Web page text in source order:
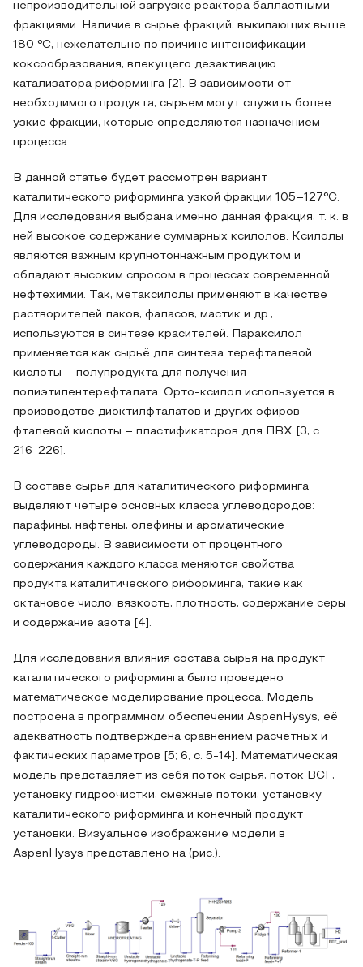
непроизводительной загрузке реактора балластными
фракциями. Наличие в сырье фракций, выкипающих выше
180 °C, нежелательно по причине интенсификации
коксообразования, влекущего дезактивацию
катализатора риформинга [2]. В зависимости от
необходимого продукта, сырьем могут служить более
узкие фракции, которые определяются назначением
процесса.
В данной статье будет рассмотрен вариант
каталитического риформинга узкой фракции 105–127°С.
Для исследования выбрана именно данная фракция, т. к. в
ней высокое содержание суммарных ксилолов. Ксилолы
являются важным крупнотоннажным продуктом и
обладают высоким спросом в процессах современной
нефтехимии. Так, метаксилолы применяют в качестве
растворителей лаков, фаласов, мастик и др.,
используются в синтезе красителей. Параксилол
применяется как сырьё для синтеза терефталевой
кислоты – полупродукта для получения
полиэтилентерефталата. Орто-ксилол используется в
производстве диоктилфталатов и других эфиров
фталевой кислоты – пластификаторов для ПВХ [3, с.
216-226].
В составе сырья для каталитического риформинга
выделяют четыре основных класса углеводородов:
парафины, нафтены, олефины и ароматические
углеводороды. В зависимости от процентного
содержания каждого класса меняются свойства
продукта каталитического риформинга, такие как
октановое число, вязкость, плотность, содержание серы
и содержание азота [4].
Для исследования влияния состава сырья на продукт
каталитического риформинга было проведено
математическое моделирование процесса. Модель
построена в программном обеспечении AspenHysys, её
адекватность подтверждена сравнением расчётных и
фактических параметров [5; 6, с. 5-14]. Математическая
модель представляет из себя поток сырья, поток ВСГ,
установку гидроочистки, смежные потоки, установку
каталитического риформинга и конечный продукт
установки. Визуальное изображение модели в
AspenHysys представлено на (рис.).